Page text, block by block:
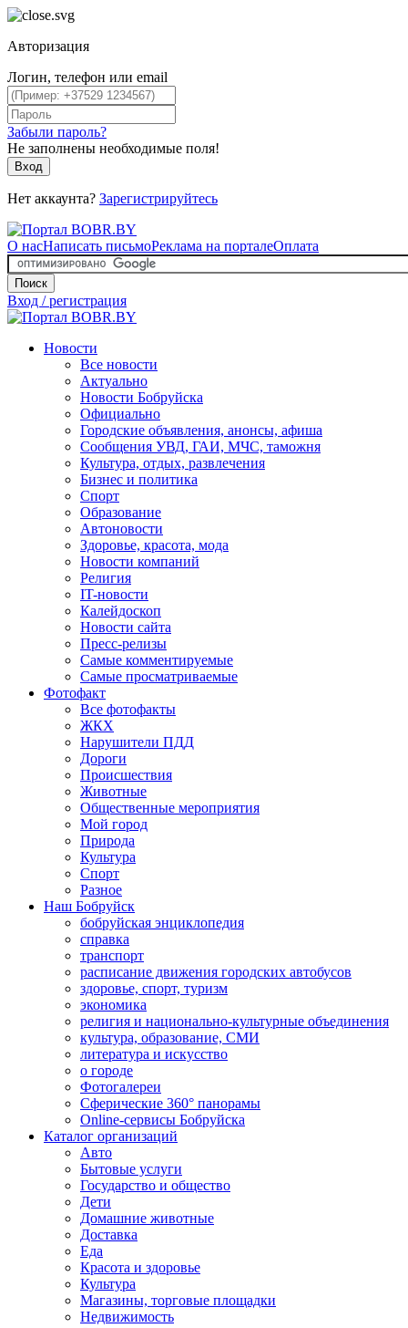
Авторизация
Логин, телефон или email
Забыли пароль?
Не заполнены необходимые поля!
Вход
Нет аккаунта? Зарегистрируйтесь
О насНаписать письмоРеклама на порталеОплата
Поиск
Вход / регистрация
Новости
Все новости
Актуально
Новости Бобруйска
Официально
Городские объявления, анонсы, афиша
Сообщения УВД, ГАИ, МЧС, таможня
Культура, отдых, развлечения
Бизнес и политика
Спорт
Образование
Автоновости
Здоровье, красота, мода
Новости компаний
Религия
IT-новости
Калейдоскоп
Новости сайта
Пресс-релизы
Самые комментируемые
Самые просматриваемые
Фотофакт
Все фотофакты
ЖКХ
Нарушители ПДД
Дороги
Происшествия
Животные
Общественные мероприятия
Мой город
Природа
Культура
Спорт
Разное
Наш Бобруйск
бобруйская энциклопедия
справка
транспорт
расписание движения городских автобусов
здоровье, спорт, туризм
экономика
религия и национально-культурные объединения
культура, образование, СМИ
литература и искусство
о городе
Фотогалереи
Сферические 360° панорамы
Online-сервисы Бобруйска
Каталог организаций
Авто
Бытовые услуги
Государство и общество
Дети
Домашние животные
Доставка
Еда
Красота и здоровье
Культура
Магазины, торговые площадки
Недвижимость